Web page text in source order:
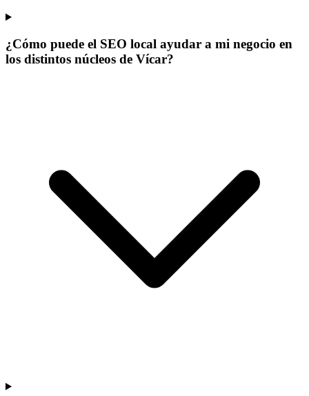
¿Cómo puede el SEO local ayudar a mi negocio en
los distintos núcleos de Vícar?